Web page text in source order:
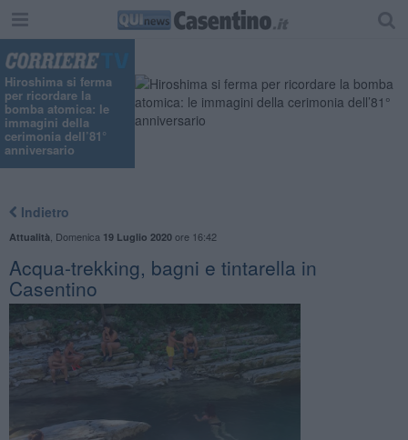
Hiroshima si ferma
per ricordare la
bomba atomica: le
immagini della
cerimonia dell’81°
anniversario
Indietro
Attualità Domenica 19 Luglio 2020ore 16:42
Acqua-trekking, bagni e tintarella in
Casentino